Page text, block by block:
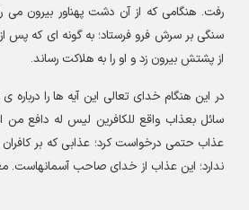
رفت. هنگامی که از آن دشت پهناور بیرون می
سنگی بر سرش فرو فرستاد؛ به گونه ای که پس
از پشتش بیرون زد و او را به هلاکت رساند.
در این هنگام خدای تعالی این آیه ها را درباره ی
سائل بعذاب واقع للكافرین لیس له دافع من
عذاب حتمی درخواست کرد؛ عذابی که بر
ندارد؛ این عذاب از خدای صاحب آسمانهاست.